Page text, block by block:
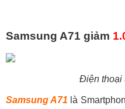
Samsung A71 giảm
Điện thoại
Samsung A71 là